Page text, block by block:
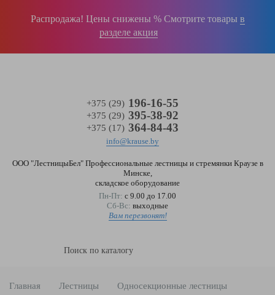
+375 (29) 196-16-55
+375 (29) 395-38-92
+375 (17) 364-84-43
info@krause.by
ООО "ЛестницыБел" Профессиональные лестницы и стремянки Краузе в
Минске,
складское оборудование
Пн-Пт: с 9.00 до 17.00
Сб-Вс: выходные
Вам перезвонят!
Главная Лестницы
Односекционные лестницы
Распродажа! Цены снижены % Смотрите товары в
разделе акция